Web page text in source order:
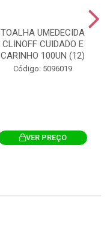
TOALHA UMEDECIDA
CLINOFF CUIDADO E
CARINHO 100UN (12)
Código: 5096019
VER PREÇO